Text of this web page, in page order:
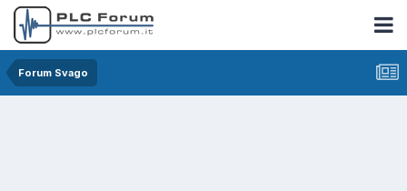
Forum Svago